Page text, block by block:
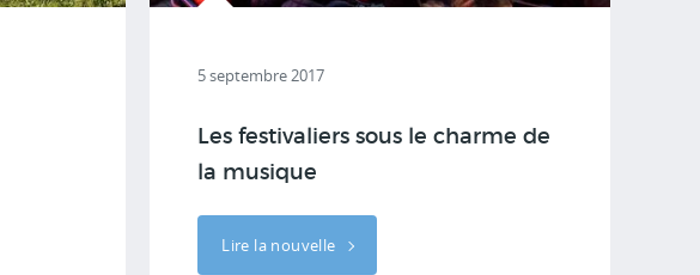
5 septembre 2017
Les festivaliers sous le charme de
la musique
Lire la nouvelle